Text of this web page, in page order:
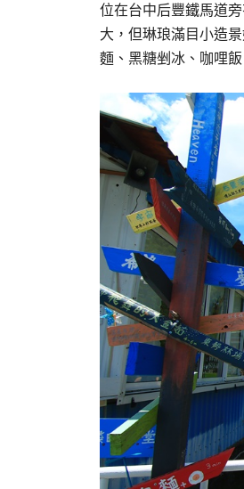
位在台中后豐鐵馬道
大，但琳琅滿目小造
麵、黑糖剉冰、咖哩